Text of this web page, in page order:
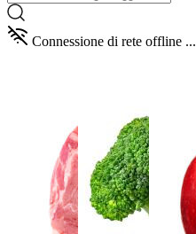
Connessione di rete offline ...